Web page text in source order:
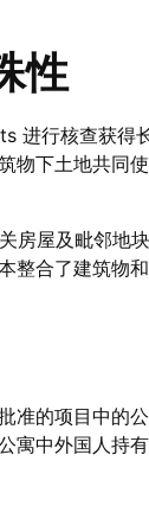
性
进行核查获得
下土地共同使
房屋及毗邻地
合了建筑物和
准的项目中的
寓中外国人持